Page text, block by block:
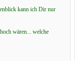
kann ich Dir nur
wären... welche